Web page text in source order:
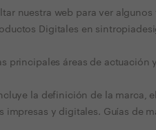
nuestra web para ver
Digitales en
principales áreas de actuación
la definición de la marca,
impresas y digitales. Guías de